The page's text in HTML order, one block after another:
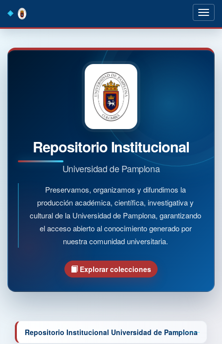
navigation
Repositorio Institucional
Universidad de Pamplona
Preservamos, organizamos y difundimos la
producción académica, científica, investigativa y
cultural de la Universidad de Pamplona, garantizando
el acceso abierto al conocimiento generado por
nuestra comunidad universitaria.
Explorar colecciones
Repositorio Institucional Universidad de Pamplona